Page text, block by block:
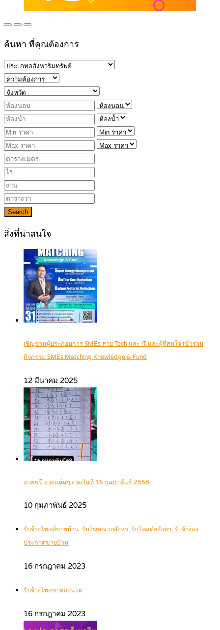
ค้นหา ที่คุณต้องการ
Search
สิ่งที่น่าสนใจ
เชิญชวนผู้ประกอบการ SMEs สาย Tech และ IT และผู้ที่สนใจ เข้าร่วม
กิจกรรม SMEs Matching Knowledge & Fund
12 มีนาคม 2025
หวยฟรี หวยแม่นๆ งวดวันที่ 16 กุมภาพันธ์ 2568
10 กุมภาพันธ์ 2025
รับจ้างโพสต์ขายบ้าน, รับโฆษณาอสังหา, รับโพสต์อสังหา, รับจ้างลง
ประกาศขายบ้าน
16 กรกฎาคม 2023
รับจ้างโพสขายคอนโด
16 กรกฎาคม 2023